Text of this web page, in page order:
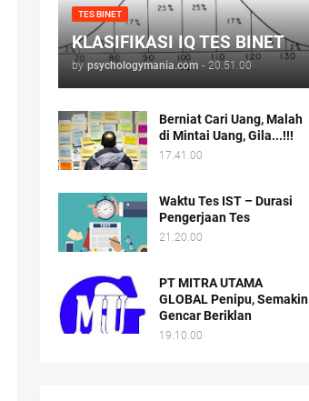
TES BINET
KLASIFIKASI IQ TES BINET
by psychologymania.com - 20.51.00
Berniat Cari Uang, Malah
di Mintai Uang, Gila...!!!
17.41.00
Waktu Tes IST – Durasi
Pengerjaan Tes
21.20.00
PT MITRA UTAMA
GLOBAL Penipu, Semakin
Gencar Beriklan
19.10.00